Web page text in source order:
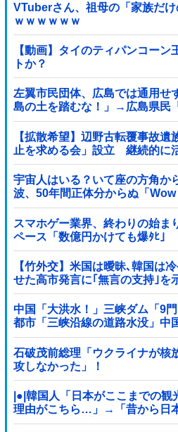
VTuberさん、祖母の「家族だ
ｗｗｗｗｗｗ
【動画】タイのティパンコー
トか？
左翼市民団体、広島では通用せ
島の土を踏むな！」→広島県民
ゃ！」「ワシらが広島県民じゃ
【拡散希望】辺野古転覆事故
止を求める会」設立 継続的に
ラファン立ち上げも準備
宇宙人はいる？いて座の方角か
波、50年間正体分からぬ「
スマホゲー業界、終わりの始
ペース「数億円かけても爆ﾀﾋ」
【竹外交】米国は曖昧､韓国は
せた高市発言に｢無言の支持｣を
中国「大洪水！」三峡ダム「9
都市「三峡沿線の道路水没」中
鎖！」中国ダム「緊急放流に合
生」→
石破茂前総理「ウクライナが核
攻しなかった」！
|●|韓国人「日本がここまでの
理由がこちら…」→「昔から日
ﾙ」＝韓国の反応